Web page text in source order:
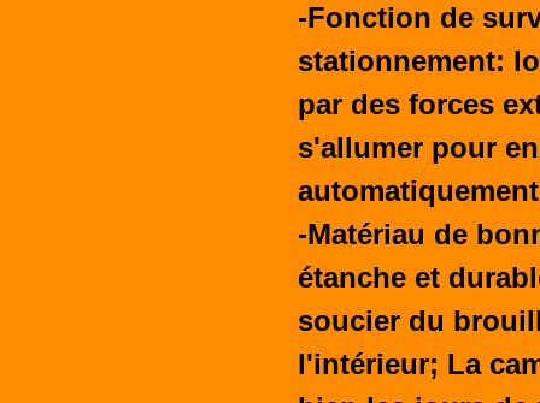
-Fonction de
stationnement:
par des forces
s'allumer pour
-Matériau de
étanche et
soucier du
l'intérieur; La